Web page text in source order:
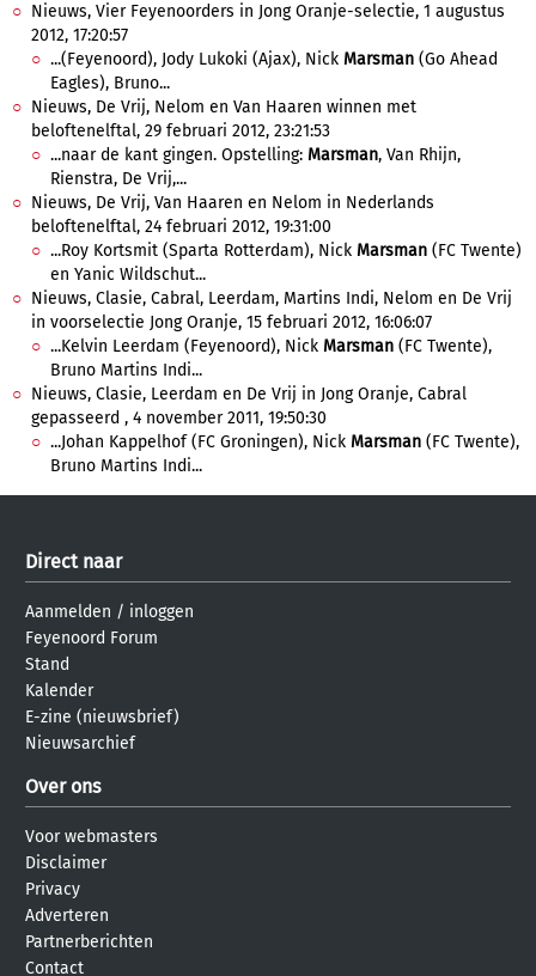
Nieuws, Vier Feyenoorders in Jong Oranje-selectie, 1 augustus
2012, 17:20:57
...(Feyenoord), Jody Lukoki (Ajax), Nick Marsman (Go Ahead
Eagles), Bruno...
Nieuws, De Vrij, Nelom en Van Haaren winnen met
beloftenelftal, 29 februari 2012, 23:21:53
...naar de kant gingen. Opstelling: Marsman, Van Rhijn,
Rienstra, De Vrij,...
Nieuws, De Vrij, Van Haaren en Nelom in Nederlands
beloftenelftal, 24 februari 2012, 19:31:00
...Roy Kortsmit (Sparta Rotterdam), Nick Marsman (FC Twente)
en Yanic Wildschut...
Nieuws, Clasie, Cabral, Leerdam, Martins Indi, Nelom en De Vrij
in voorselectie Jong Oranje, 15 februari 2012, 16:06:07
...Kelvin Leerdam (Feyenoord), Nick Marsman (FC Twente),
Bruno Martins Indi...
Nieuws, Clasie, Leerdam en De Vrij in Jong Oranje, Cabral
gepasseerd , 4 november 2011, 19:50:30
...Johan Kappelhof (FC Groningen), Nick Marsman (FC Twente),
Bruno Martins Indi...
Direct naar
Aanmelden / inloggen
Feyenoord Forum
Stand
Kalender
E-zine (nieuwsbrief)
Nieuwsarchief
Over ons
Voor webmasters
Disclaimer
Privacy
Adverteren
Partnerberichten
Contact